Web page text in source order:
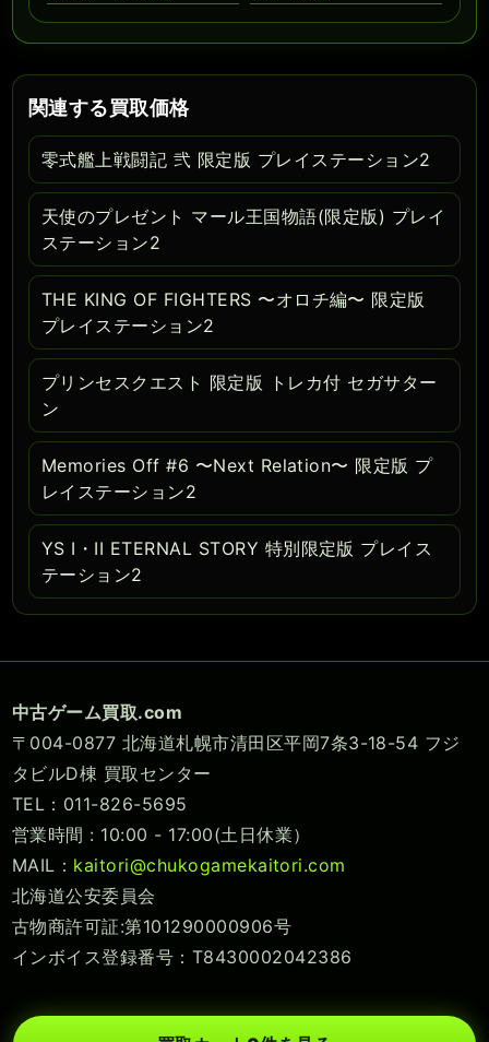
関連する買取価格
零式艦上戦闘記 弐 限定版 プレイステーション2
天使のプレゼント マール王国物語(限定版) プレイ
ステーション2
THE KING OF FIGHTERS 〜オロチ編〜 限定版
プレイステーション2
プリンセスクエスト 限定版 トレカ付 セガサター
ン
Memories Off #6 〜Next Relation〜 限定版 プ
レイステーション2
YS I・II ETERNAL STORY 特別限定版 プレイス
テーション2
中古ゲーム買取.com
〒004-0877 北海道札幌市清田区平岡7条3-18-54 フジ
タビルD棟 買取センター
TEL：011-826-5695
営業時間 : 10:00 - 17:00(土日休業）
MAIL： kaitori@chukogamekaitori.com
北海道公安委員会
古物商許可証:第101290000906号
インボイス登録番号：T8430002042386